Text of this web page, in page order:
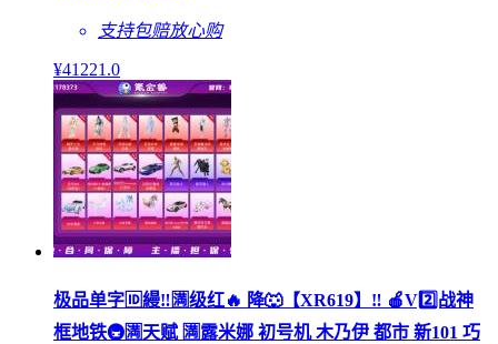
支持包赔放心购
¥41221 .0
极品单字🆔縵‼🈵级红🔥 降🐺【XR619】‼ 🍎V2️⃣战神
框地铁🚇🈵天赋 🈵露米娜 初号机 木乃伊 都市 新101 巧